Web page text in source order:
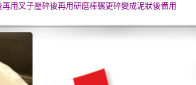
用叉子壓碎後再用研磨棒輾更碎變成泥狀後備用